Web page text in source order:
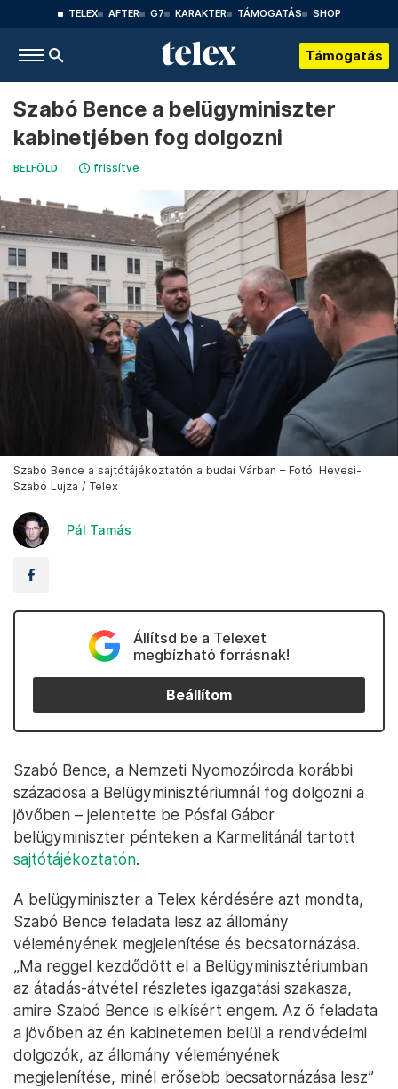
TELEX AFTER G7 KARAKTER TÁMOGATÁS SHOP
Támogatás
Szabó Bence a belügyminiszter
kabinetjében fog dolgozni
BELFÖLD frissítve
Szabó Bence a sajtótájékoztatón a budai Várban – Fotó: Hevesi-
Szabó Lujza / Telex
Pál Tamás
Állítsd be a Telexet
megbízható forrásnak!
Beállítom
Szabó Bence, a Nemzeti Nyomozóiroda korábbi
századosa a Belügyminisztériumnál fog dolgozni a
jövőben – jelentette be Pósfai Gábor
belügyminiszter pénteken a Karmelitánál tartott
sajtótájékoztatón.
A belügyminiszter a Telex kérdésére azt mondta,
Szabó Bence feladata lesz az állomány
véleményének megjelenítése és becsatornázása.
„Ma reggel kezdődött el a Belügyminisztériumban
az átadás-átvétel részletes igazgatási szakasza,
amire Szabó Bence is elkísért engem. Az ő feladata
a jövőben az én kabinetemen belül a rendvédelmi
dolgozók, az állomány véleményének
megjelenítése, minél erősebb becsatornázása lesz”